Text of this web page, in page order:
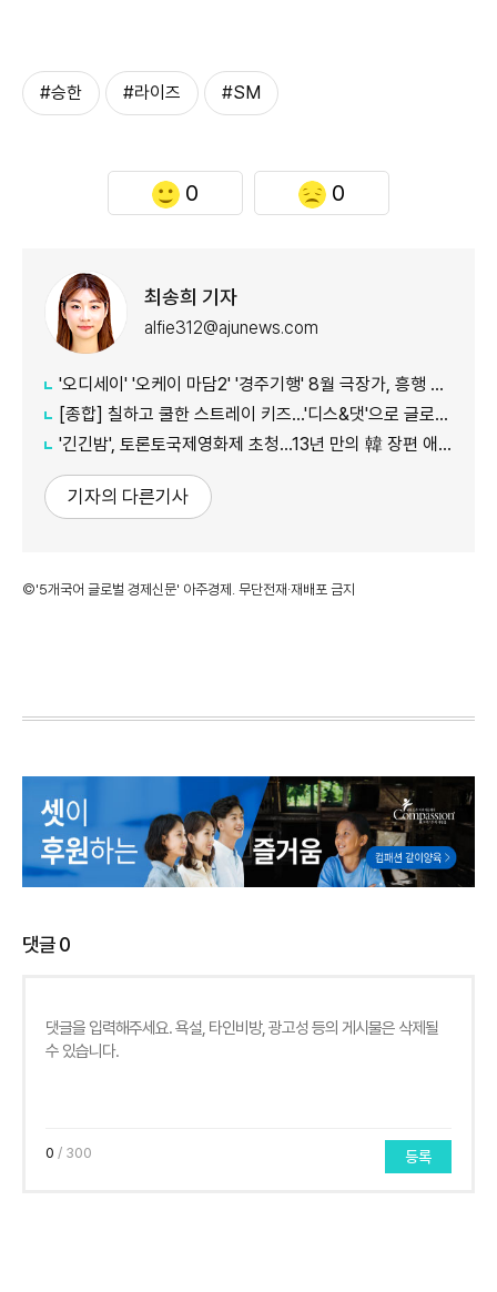
#승한 #라이즈 #SM
0 0
최송희 기자
alfie312@ajunews.com
'오디세이' '오케이 마담2' '경주기행' 8월 극장가, 흥행 바통 이어갈 신작은
[종합] 칠하고 쿨한 스트레이 키즈…'디스&댓'으로 글로벌 질주
'긴긴밤', 토론토국제영화제 초청…13년 만의 韓 장편 애니
기자의 다른기사
©'5개국어 글로벌 경제신문' 아주경제. 무단전재·재배포 금지
댓글0
0 / 300 등록